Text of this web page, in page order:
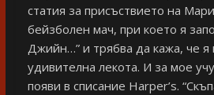
статия за присъствието на
бейзболен мач, при което я
Джийн…” и трябва да кажа, че я
удивителна лекота. И за мое
появи в списание Harper’s.